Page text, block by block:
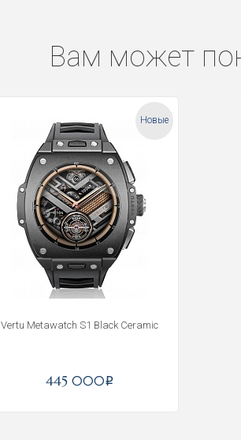
Вам может
Новые
Vertu Metawatch S1 Black Ceramic
445 000i